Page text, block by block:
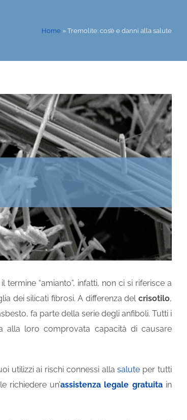
Home » Tremolite: cos’è e danni alla salute
termine “amianto”, infatti, non ci si riferisce a
dei silicati fibrosi. A differenza del crisotilo,
fa parte della serie degli anfiboli. Tutti i
alla loro comprovata capacità di causare
utilizzi ai rischi connessi allasalute per tutti
richiedere un’assistenza legale gratuitain